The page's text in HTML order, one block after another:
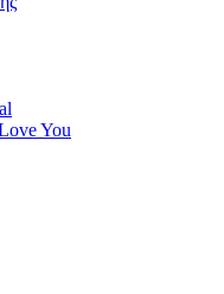
You